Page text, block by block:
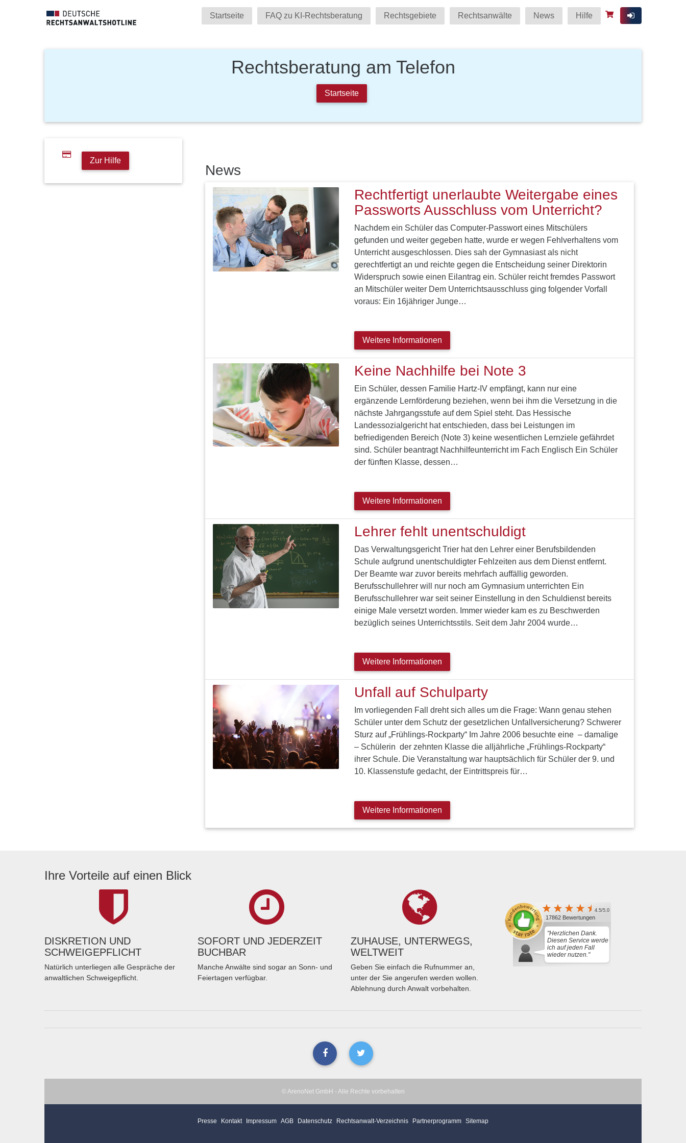
Startseite FAQ zu KI-Rechtsberatung Rechtsgebiete Rechtsanwälte News Hilfe
Rechtsberatung am Telefon
Startseite
Zur Hilfe
News
Rechtfertigt unerlaubte Weitergabe eines
Passworts Ausschluss vom Unterricht?
Nachdem ein Schüler das Computer-Passwort eines Mitschülers
gefunden und weiter gegeben hatte, wurde er wegen Fehlverhaltens vom
Unterricht ausgeschlossen. Dies sah der Gymnasiast als nicht
gerechtfertigt an und reichte gegen die Entscheidung seiner Direktorin
Widerspruch sowie einen Eilantrag ein. Schüler reicht fremdes Passwort
an Mitschüler weiter Dem Unterrichtsausschluss ging folgender Vorfall
voraus: Ein 16jähriger Junge…
Weitere Informationen
Keine Nachhilfe bei Note 3
Ein Schüler, dessen Familie Hartz-IV empfängt, kann nur eine
ergänzende Lernförderung beziehen, wenn bei ihm die Versetzung in die
nächste Jahrgangsstufe auf dem Spiel steht. Das Hessische
Landessozialgericht hat entschieden, dass bei Leistungen im
befriedigenden Bereich (Note 3) keine wesentlichen Lernziele gefährdet
sind. Schüler beantragt Nachhilfeunterricht im Fach Englisch Ein Schüler
der fünften Klasse, dessen…
Weitere Informationen
Lehrer fehlt unentschuldigt
Das Verwaltungsgericht Trier hat den Lehrer einer Berufsbildenden
Schule aufgrund unentschuldigter Fehlzeiten aus dem Dienst entfernt.
Der Beamte war zuvor bereits mehrfach auffällig geworden.
Berufsschullehrer will nur noch am Gymnasium unterrichten Ein
Berufsschullehrer war seit seiner Einstellung in den Schuldienst bereits
einige Male versetzt worden. Immer wieder kam es zu Beschwerden
bezüglich seines Unterrichtsstils. Seit dem Jahr 2004 wurde…
Weitere Informationen
Unfall auf Schulparty
Im vorliegenden Fall dreht sich alles um die Frage: Wann genau stehen
Schüler unter dem Schutz der gesetzlichen Unfallversicherung? Schwerer
Sturz auf „Frühlings-Rockparty“ Im Jahre 2006 besuchte eine – damalige
– Schülerin der zehnten Klasse die alljährliche „Frühlings-Rockparty“
ihrer Schule. Die Veranstaltung war hauptsächlich für Schüler der 9. und
10. Klassenstufe gedacht, der Eintrittspreis für…
Weitere Informationen
Ihre Vorteile auf einen Blick
DISKRETION UND
SCHWEIGEPFLICHT
Natürlich unterliegen alle Gespräche der
anwaltlichen Schweigepflicht.
SOFORT UND JEDERZEIT
BUCHBAR
Manche Anwälte sind sogar an Sonn- und
Feiertagen verfügbar.
ZUHAUSE, UNTERWEGS,
WELTWEIT
Geben Sie einfach die Rufnummer an,
unter der Sie angerufen werden wollen.
Ablehnung durch Anwalt vorbehalten.
4.5/5.0
17862 Bewertungen
"Herzlichen Dank.
Diesen Service werde
ich auf jeden Fall
wieder nutzen."
© ArenoNet GmbH - Alle Rechte vorbehalten
Presse Kontakt Impressum AGB Datenschutz Rechtsanwalt-Verzeichnis Partnerprogramm Sitemap